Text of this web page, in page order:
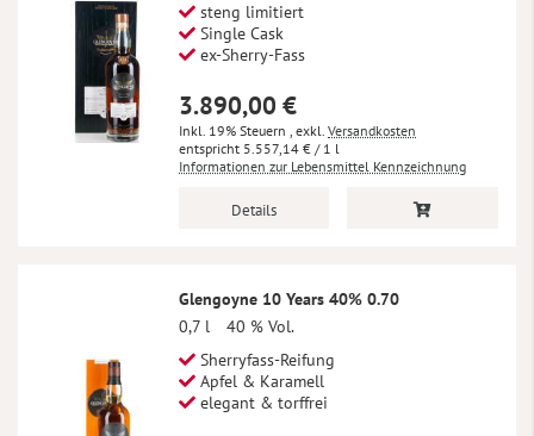
steng limitiert
Single Cask
ex-Sherry-Fass
3.890,00 €
Inkl. 19% Steuern , exkl. Versandkosten
5.557,14 € / 1 l
Informationen zur Lebensmittel Kennzeichnung
Details
Glengoyne 10 Years 40% 0.70
0,7 l
40 % Vol.
Sherryfass-Reifung
Apfel & Karamell
elegant & torffrei